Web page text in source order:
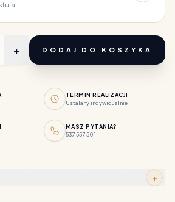
+ DODAJ DO KOSZYKA
TERMIN REALIZACJI
Ustalany indywidualnie
MASZ PYTANIA?
537 557 501
+